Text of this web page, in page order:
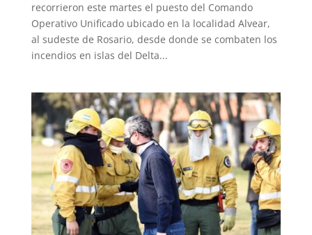
recorrieron este martes el puesto del Comando
Operativo Unificado ubicado en la localidad Alvear,
al sudeste de Rosario, desde donde se combaten los
incendios en islas del Delta...